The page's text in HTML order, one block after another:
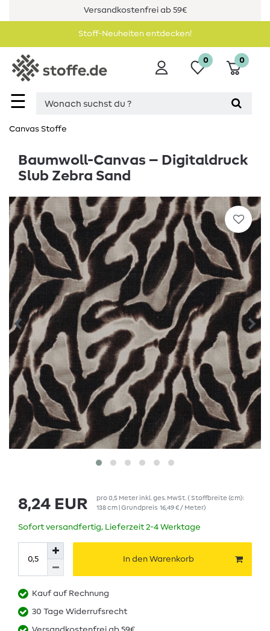
Versandkostenfrei ab 59€
Stoff-Neuheiten entdecken!
☰
0 0
Canvas Stoffe
Baumwoll-Canvas – Digitaldruck
Slub Zebra Sand
8,24 EUR pro0,5 Meter inkl. ges. MwSt.( Stoffbreite (cm):
138 cm | Grundpreis 16,49 € / Meter)
Sofort versandfertig, Lieferzeit 2-4 Werktage
In den Warenkorb
Kauf auf Rechnung
30 Tage Widerrufsrecht